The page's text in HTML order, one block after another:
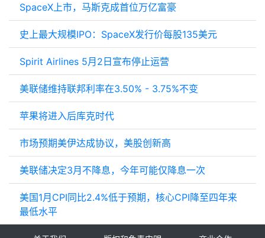
SpaceX上市，马斯克成首位万亿富豪
史上最大规模IPO：SpaceX发行价每股135美元
Spirit Airlines 5月2日宣布停止运营
美联储维持联邦利率在3.50% - 3.75%不变
苹果将进入后库克时代
市场预期美伊达成协议，美股创新高
美联储决定3月不降息，今年可能仅降息一次
美国1月CPI同比2.4%低于预期，核心CPI降至四年来
最低水平